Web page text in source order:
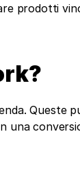
prodotti
Queste
una